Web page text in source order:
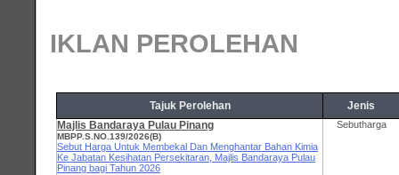
IKLAN PEROLEHAN
Tajuk Perolehan
Jenis
Majlis Bandaraya Pulau Pinang
MBPP.S.NO.139/2026(B)
Sebut Harga Untuk Membekal Dan Menghantar Bahan Kimia
Ke Jabatan Kesihatan Persekitaran, Majlis Bandaraya Pulau
Pinang bagi Tahun 2026
Sebutharga